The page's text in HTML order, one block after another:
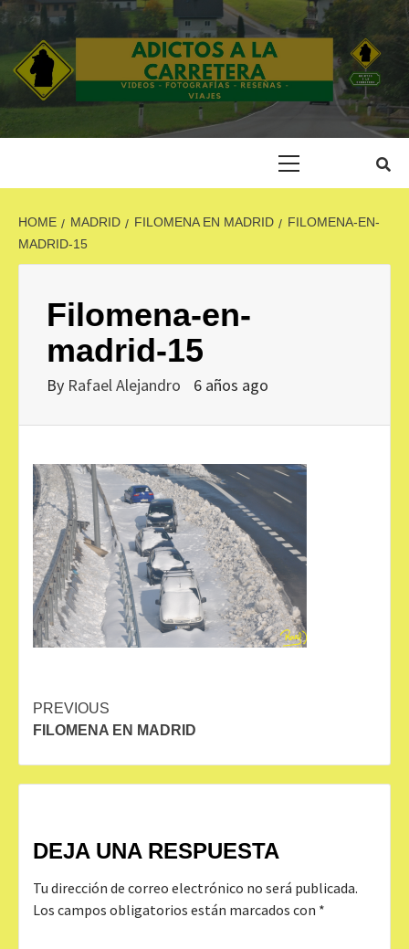
Skip
content
ADICTOS A LA
CARRETERA
HOME MADRID FILOMENA EN MADRID
FILOMENA-EN-
MADRID-15
Filomena-en-
madrid-15
By Rafael Alejandro 6 años ago
Continue
Reading
PREVIOUS
FILOMENA EN MADRID
DEJA UNA RESPUESTA
Tu dirección de correo electrónico no será publicada.
Los campos obligatorios están marcados con *